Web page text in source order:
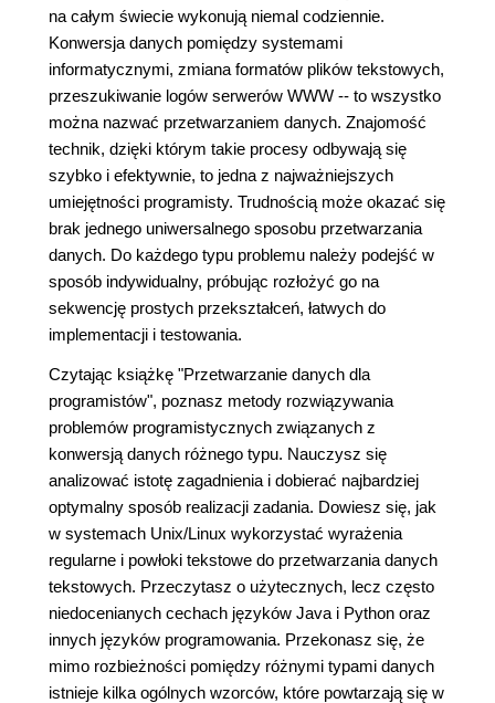
na całym świecie wykonują niemal codziennie.
Konwersja danych pomiędzy systemami
informatycznymi, zmiana formatów plików tekstowych,
przeszukiwanie logów serwerów WWW -- to wszystko
można nazwać przetwarzaniem danych. Znajomość
technik, dzięki którym takie procesy odbywają się
szybko i efektywnie, to jedna z najważniejszych
umiejętności programisty. Trudnością może okazać się
brak jednego uniwersalnego sposobu przetwarzania
danych. Do każdego typu problemu należy podejść w
sposób indywidualny, próbując rozłożyć go na
sekwencję prostych przekształceń, łatwych do
implementacji i testowania.
Czytając książkę "Przetwarzanie danych dla
programistów", poznasz metody rozwiązywania
problemów programistycznych związanych z
konwersją danych różnego typu. Nauczysz się
analizować istotę zagadnienia i dobierać najbardziej
optymalny sposób realizacji zadania. Dowiesz się, jak
w systemach Unix/Linux wykorzystać wyrażenia
regularne i powłoki tekstowe do przetwarzania danych
tekstowych. Przeczytasz o użytecznych, lecz często
niedocenianych cechach języków Java i Python oraz
innych języków programowania. Przekonasz się, że
mimo rozbieżności pomiędzy różnymi typami danych
istnieje kilka ogólnych wzorców, które powtarzają się w